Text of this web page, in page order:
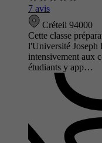
7 avis
Créteil 94000
Cette classe
l'Université Joseph
intensivement aux
étudiants y app…